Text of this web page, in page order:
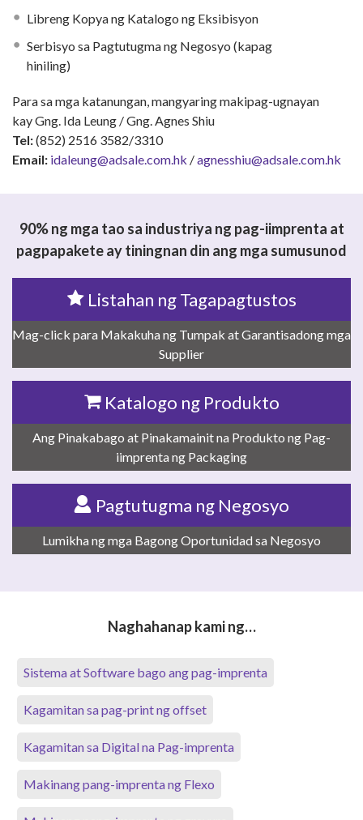
Libreng Kopya ng Katalogo ng Eksibisyon
Serbisyo sa Pagtutugma ng Negosyo (kapag
hiniling)
Para sa mga katanungan, mangyaring makipag-ugnayan
kay Gng. Ida Leung / Gng. Agnes Shiu
Tel:(852) 2516 3582/3310
Email: idaleung@adsale.com.hk /agnesshiu@adsale.com.hk
90% ng mga tao sa industriya ng pag-iimprenta at
pagpapakete ay tiningnan din ang mga sumusunod
Listahan ng Tagapagtustos
Mag-click para Makakuha ng Tumpak at Garantisadong mga
Supplier
Katalogo ng Produkto
Ang Pinakabago at Pinakamainit na Produkto ng Pag-
iimprenta ng Packaging
Pagtutugma ng Negosyo
Lumikha ng mga Bagong Oportunidad sa Negosyo
Naghahanap kami ng…
Sistema at Software bago ang pag-imprenta
Kagamitan sa pag-print ng offset
Kagamitan sa Digital na Pag-imprenta
Makinang pang-imprenta ng Flexo